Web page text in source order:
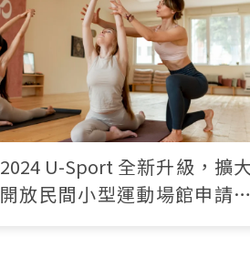
2024 U-Sport 全新升級，擴大
開放民間小型運動場館申請補